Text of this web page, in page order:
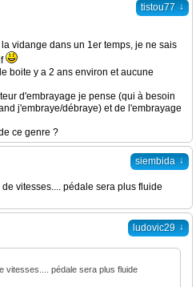
tistou77 ↓
vidange dans un 1er temps, je ne sais
boite y a 2 ans environ et aucune
d'embrayage je pense (qui à besoin
j'embraye/débraye) et de l'embrayage
ce genre ?
siembida ↓
vitesses.... pédale sera plus fluide
ludovic29 ↓
vitesses.... pédale sera plus fluide